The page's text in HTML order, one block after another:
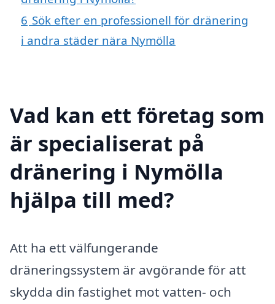
6 Sök efter en professionell för dränering
i andra städer nära Nymölla
Vad kan ett företag som
är specialiserat på
dränering i Nymölla
hjälpa till med?
Att ha ett välfungerande
dräneringssystem är avgörande för att
skydda din fastighet mot vatten- och